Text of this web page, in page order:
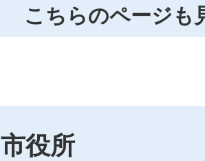
こちらのページも
役所